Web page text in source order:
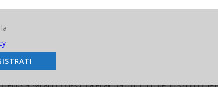
per la produzione di batterie, dalla grafite sintetica
come anodi per le batterie agli ioni di litio, fino a elettrodi
al vanadio. Questi materiali, tra i più critici per lo sviluppo della